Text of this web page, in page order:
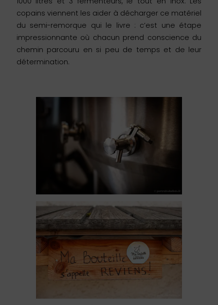
copains viennent les aider à décharger ce matériel
du semi-remorque qui le livre : c’est une étape
impressionnante où chacun prend conscience du
chemin parcouru en si peu de temps et de leur
détermination.